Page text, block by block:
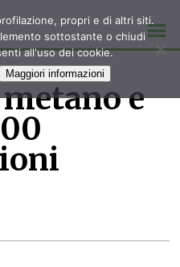
e
propri e di altri siti.
sottostante o chiudi
all'uso dei cookie.
Maggiori informazioni